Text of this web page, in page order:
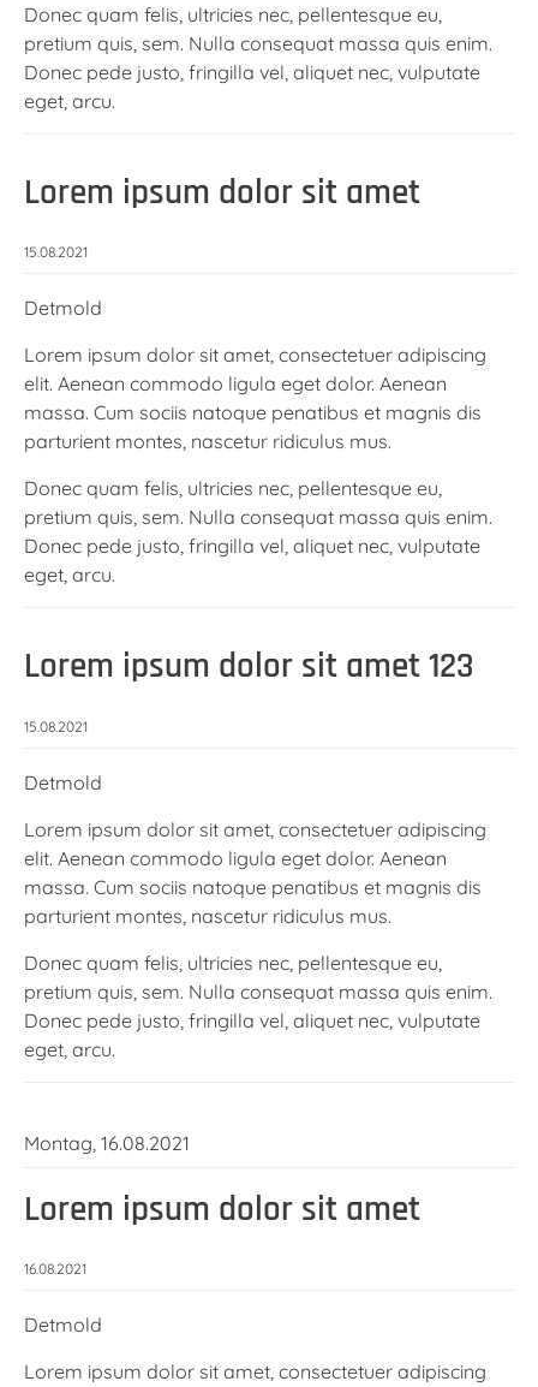
Donec quam felis, ultricies nec, pellentesque eu,
pretium quis, sem. Nulla consequat massa quis enim.
Donec pede justo, fringilla vel, aliquet nec, vulputate
eget, arcu.
Lorem ipsum dolor sit amet
15.08.2021
Detmold
Lorem ipsum dolor sit amet, consectetuer adipiscing
elit. Aenean commodo ligula eget dolor. Aenean
massa. Cum sociis natoque penatibus et magnis dis
parturient montes, nascetur ridiculus mus.
Donec quam felis, ultricies nec, pellentesque eu,
pretium quis, sem. Nulla consequat massa quis enim.
Donec pede justo, fringilla vel, aliquet nec, vulputate
eget, arcu.
Lorem ipsum dolor sit amet 123
15.08.2021
Detmold
Lorem ipsum dolor sit amet, consectetuer adipiscing
elit. Aenean commodo ligula eget dolor. Aenean
massa. Cum sociis natoque penatibus et magnis dis
parturient montes, nascetur ridiculus mus.
Donec quam felis, ultricies nec, pellentesque eu,
pretium quis, sem. Nulla consequat massa quis enim.
Donec pede justo, fringilla vel, aliquet nec, vulputate
eget, arcu.
Montag, 16.08.2021
Lorem ipsum dolor sit amet
16.08.2021
Detmold
Lorem ipsum dolor sit amet, consectetuer adipiscing